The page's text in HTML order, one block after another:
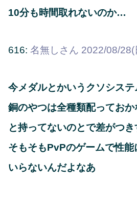
10分も時間取れないのか…
616: 名無しさん 2022/08/
今メダルとかいうクソシス
銅のやつは全種類配ってお
と持ってないのとで差がつき
そもそもPvPのゲームで性
いらないんだよなあ